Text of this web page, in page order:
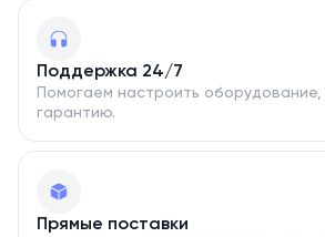
Поддержка 24/7
Помогаем настроить
гарантию.
Прямые поставки